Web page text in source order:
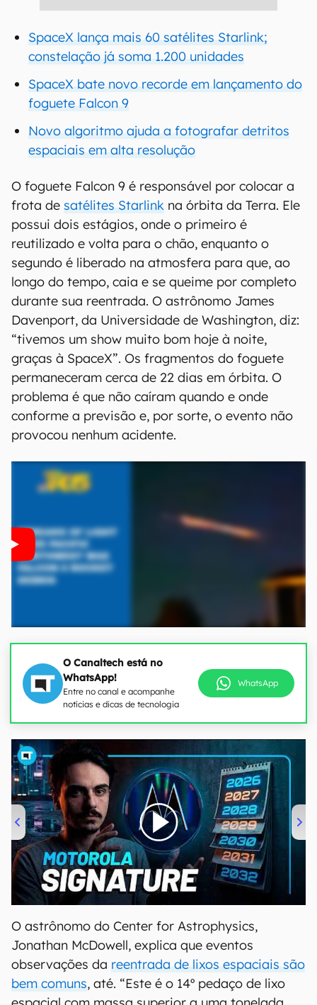
SpaceX lança mais 60 satélites Starlink;
constelação já soma 1.200 unidades
SpaceX bate novo recorde em lançamento do
foguete Falcon 9
Novo algoritmo ajuda a fotografar detritos
espaciais em alta resolução
O foguete Falcon 9 é responsável por colocar a
frota de satélites Starlink na órbita da Terra. Ele
possui dois estágios, onde o primeiro é
reutilizado e volta para o chão, enquanto o
segundo é liberado na atmosfera para que, ao
longo do tempo, caia e se queime por completo
durante sua reentrada. O astrônomo James
Davenport, da Universidade de Washington, diz:
“tivemos um show muito bom hoje à noite,
graças à SpaceX”. Os fragmentos do foguete
permaneceram cerca de 22 dias em órbita. O
problema é que não caíram quando e onde
conforme a previsão e, por sorte, o evento não
provocou nenhum acidente.
O Canaltech está no
WhatsApp!
Entre no canal e acompanhe
notícias e dicas de tecnologia
WhatsApp
00:00/20:46
O astrônomo do Center for Astrophysics,
Jonathan McDowell, explica que eventos
observações da reentrada de lixos espaciais são
bem comuns, até. “Este é o 14º pedaço de lixo